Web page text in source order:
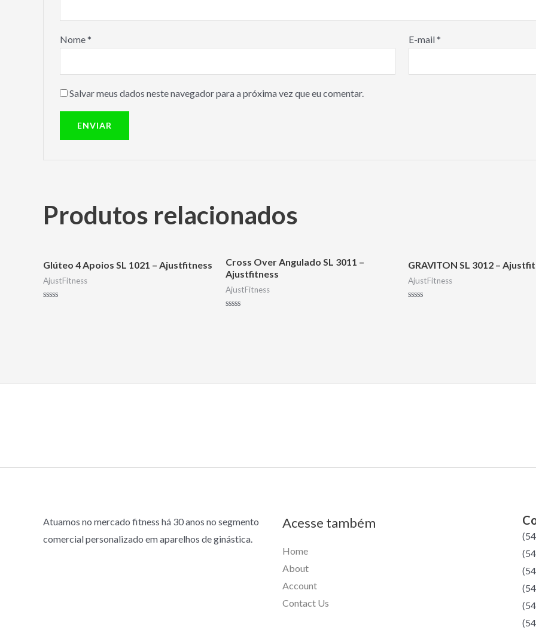
Nome* E-mail*
Salvar meus dados neste navegador para a próxima vez que eu comentar.
Produtos relacionados
Glúteo 4 Apoios SL 1021 – Ajustfitness
AjustFitness
Cross Over Angulado SL 3011 –
Ajustfitness
AjustFitness
GRAVITON SL 3012 –
AjustFitness
Atuamos no mercado fitness há 30 anos no segmento
comercial personalizado em aparelhos de ginástica.
Acesse também
Home
About
Account
Contact Us